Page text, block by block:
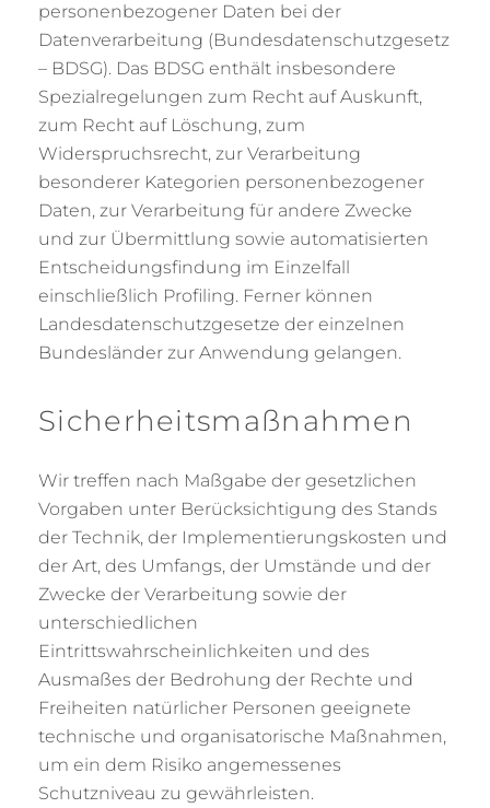
personenbezogener Daten bei der
Datenverarbeitung (Bundesdatenschutzgesetz
– BDSG). Das BDSG enthält insbesondere
Spezialregelungen zum Recht auf Auskunft,
zum Recht auf Löschung, zum
Widerspruchsrecht, zur Verarbeitung
besonderer Kategorien personenbezogener
Daten, zur Verarbeitung für andere Zwecke
und zur Übermittlung sowie automatisierten
Entscheidungsfindung im Einzelfall
einschließlich Profiling. Ferner können
Landesdatenschutzgesetze der einzelnen
Bundesländer zur Anwendung gelangen.
Sicherheitsmaßnahmen
Wir treffen nach Maßgabe der gesetzlichen
Vorgaben unter Berücksichtigung des Stands
der Technik, der Implementierungskosten und
der Art, des Umfangs, der Umstände und der
Zwecke der Verarbeitung sowie der
unterschiedlichen
Eintrittswahrscheinlichkeiten und des
Ausmaßes der Bedrohung der Rechte und
Freiheiten natürlicher Personen geeignete
technische und organisatorische Maßnahmen,
um ein dem Risiko angemessenes
Schutzniveau zu gewährleisten.